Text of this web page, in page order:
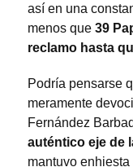
así en una
menos que 39
reclamo hasta
Podría pensarse
meramente
Fernández
auténtico eje de
mantuvo